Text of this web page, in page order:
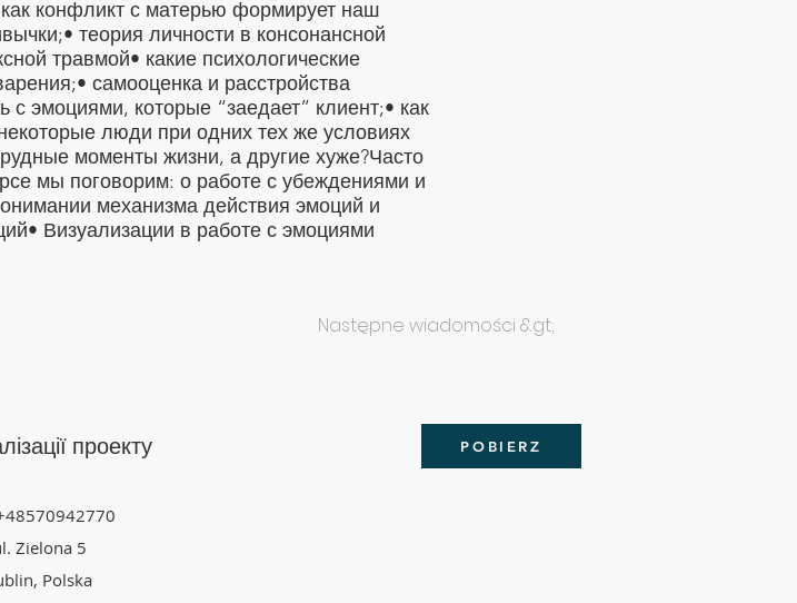
конфликт с матерью формирует наш
теория личности в консонансной
травмой• какие психологические
самооценка и расстройства
с эмоциями, которые “заедает” клиент;• как
люди при одних тех же условиях
моменты жизни, а другие хуже?Часто
мы поговорим: о работе с убеждениями и
механизма действия эмоций и
Визуализации в работе с эмоциями
Następne wiadomości &gt;
проекту POBIERZ
Zielona 5
Polska